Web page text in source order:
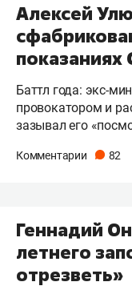
Алексей
показаниях
Баттл года: экс-
провокатором и
зазывал его
Комментарии 82
Геннадий
летнего
отрезветь»